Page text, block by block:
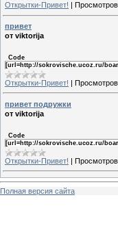
Открытки-Привет! |
привет
от viktorija
Code
[url=http://sokrovische.ucoz.ru/
Открытки-Привет! |
привет подружки
от viktorija
Code
[url=http://sokrovische.ucoz.ru/
Открытки-Привет! |
Полная версия сайта